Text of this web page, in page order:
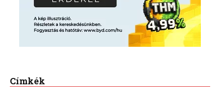
Címkék